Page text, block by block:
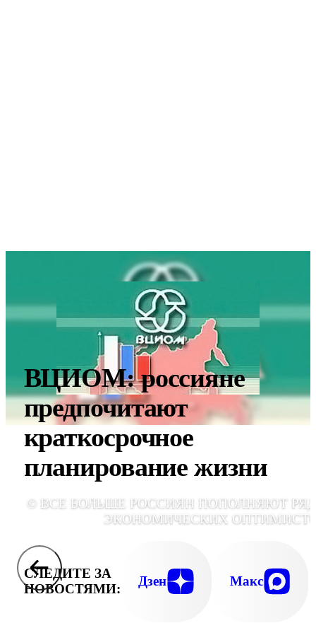
ВЦИОМ: россияне
предпочитают
краткосрочное
планирование жизни
© ВСЕ БОЛЬШЕ РОССИЯН ПОПОЛНЯЮТ
ЭКОНОМИЧЕСКИХ
СЛЕДИТЕ ЗА
НОВОСТЯМИ:
Дзен Макс